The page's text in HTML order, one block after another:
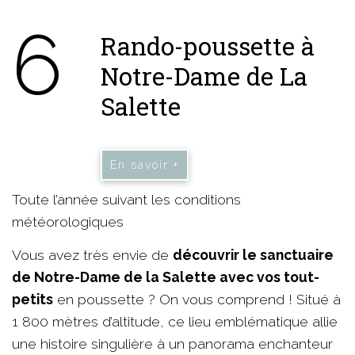
6
Rando-poussette à
Notre-Dame de La
Salette
En savoir +
Toute l’année suivant les conditions
météorologiques
Vous avez très envie de découvrir le sanctuaire
de Notre-Dame de la Salette avec vos tout-
petits en poussette ? On vous comprend ! Situé à
1 800 mètres d’altitude, ce lieu emblématique allie
une histoire singulière à un panorama enchanteur